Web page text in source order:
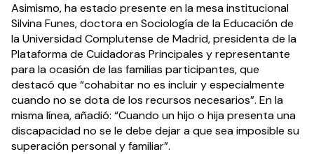
Asimismo, ha estado presente en la mesa institucional
Silvina Funes, doctora en Sociología de la Educación de
la Universidad Complutense de Madrid, presidenta de la
Plataforma de Cuidadoras Principales y representante
para la ocasión de las familias participantes, que
destacó que “cohabitar no es incluir y especialmente
cuando no se dota de los recursos necesarios”. En la
misma línea, añadió: “Cuando un hijo o hija presenta una
discapacidad no se le debe dejar a que sea imposible su
superación personal y familiar”.